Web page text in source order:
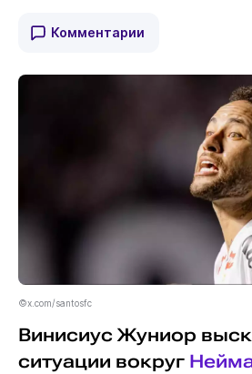
Комментарии
©x.com/santosfc
Винисиус Жуниор
ситуации вокруг